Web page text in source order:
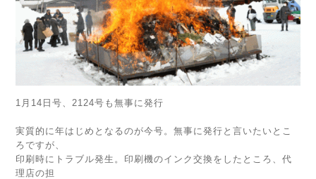
1月14日号、2124号も無事に発行
実質的に年はじめとなるのが今号。無事に発行と言いたいとこ
ろですが、
印刷時にトラブル発生。印刷機のインク交換をしたところ、代
理店の担